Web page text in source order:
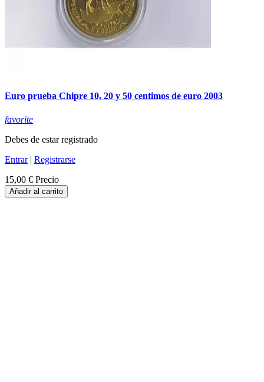
Euro prueba Chipre 10, 20 y 50 centimos de euro 2003
favorite
Debes de estar registrado
Entrar| Registrarse
15,00 € Precio
Añadir al carrito